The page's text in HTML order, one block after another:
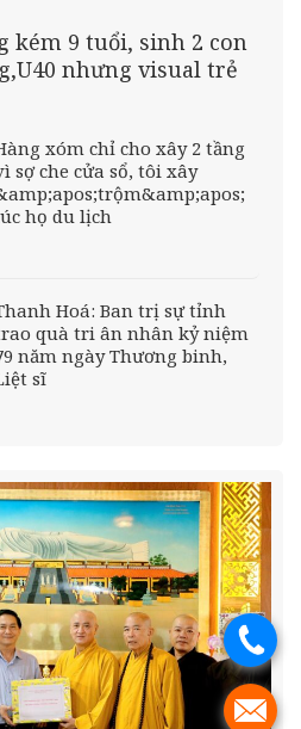
kém 9 tuổi, sinh 2 con
nhưng visual trẻ
xóm chỉ cho xây 2 tầng
sợ che cửa sổ, tôi xây
họ du lịch
Hoá: Ban trị sự tỉnh
quà tri ân nhân kỷ niệm
năm ngày Thương binh,
sĩ
.
.